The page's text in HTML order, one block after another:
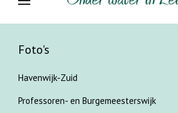
Foto's
Havenwijk-Zuid
Professoren- en Burgemeesterswijk